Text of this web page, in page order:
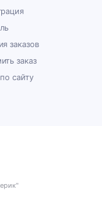
заказов
заказ
сайту